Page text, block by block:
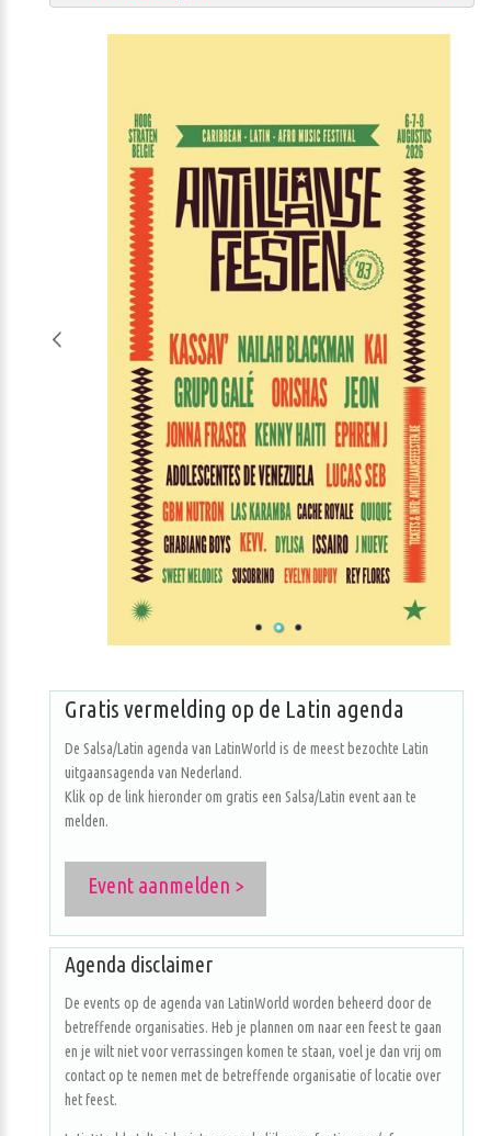
Gratis vermelding op de Latin agenda
De Salsa/Latin agenda van LatinWorld is de meest bezochte Latin
uitgaansagenda van Nederland.
Klik op de link hieronder om gratis een Salsa/Latin event aan te
melden.
Event aanmelden >
Agenda disclaimer
De events op de agenda van LatinWorld worden beheerd door de
betreffende organisaties. Heb je plannen om naar een feest te gaan
en je wilt niet voor verrassingen komen te staan, voel je dan vrij om
contact op te nemen met de betreffende organisatie of locatie over
het feest.